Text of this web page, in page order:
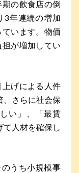
の飲食店の倒
3年連続の増加
います。物価
が増加してい
げによる人件
、さらに社会保
い」、「最賃
て人材を確保し
うち小規模事